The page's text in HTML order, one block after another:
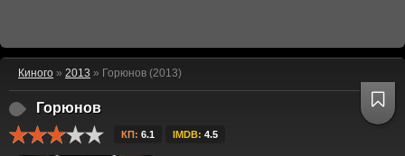
Киного » 2013 » Горюнов (2013)
Горюнов
КП: 6.1 IMDB: 4.5